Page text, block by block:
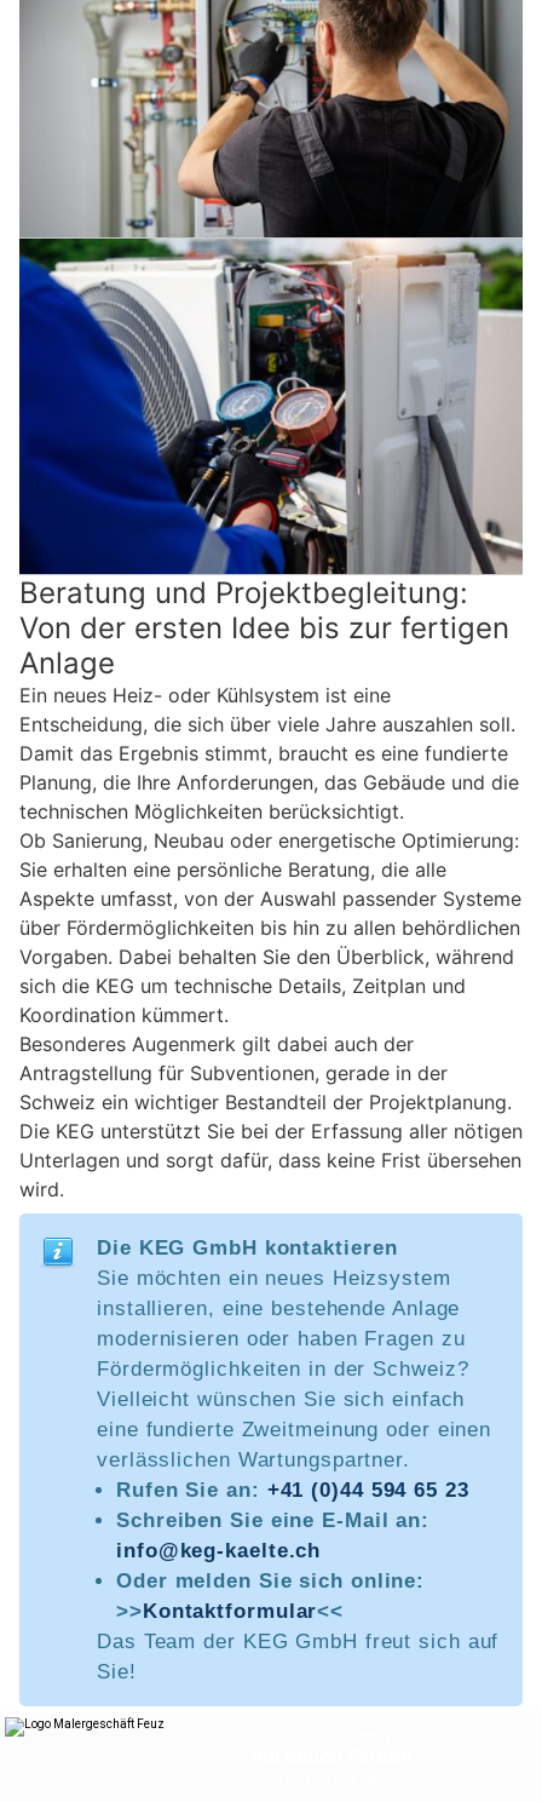
Beratung und Projektbegleitung:
Von der ersten Idee bis zur fertigen
Anlage
Ein neues Heiz- oder Kühlsystem ist eine
Entscheidung, die sich über viele Jahre auszahlen soll.
Damit das Ergebnis stimmt, braucht es eine fundierte
Planung, die Ihre Anforderungen, das Gebäude und die
technischen Möglichkeiten berücksichtigt.
Ob Sanierung, Neubau oder energetische Optimierung:
Sie erhalten eine persönliche Beratung, die alle
Aspekte umfasst, von der Auswahl passender Systeme
über Fördermöglichkeiten bis hin zu allen behördlichen
Vorgaben. Dabei behalten Sie den Überblick, während
sich die KEG um technische Details, Zeitplan und
Koordination kümmert.
Besonderes Augenmerk gilt dabei auch der
Antragstellung für Subventionen, gerade in der
Schweiz ein wichtiger Bestandteil der Projektplanung.
Die KEG unterstützt Sie bei der Erfassung aller nötigen
Unterlagen und sorgt dafür, dass keine Frist übersehen
wird.
Die KEG GmbH kontaktieren
Sie möchten ein neues Heizsystem
installieren, eine bestehende Anlage
modernisieren oder haben Fragen zu
Fördermöglichkeiten in der Schweiz?
Vielleicht wünschen Sie sich einfach
eine fundierte Zweitmeinung oder einen
verlässlichen Wartungspartner.
Rufen Sie an: +41 (0)44 594 65 23
Schreiben Sie eine E-Mail an:
info@keg-kaelte.ch
Oder melden Sie sich online:
>> Kontaktformular<<
Das Team der KEG GmbH freut sich auf
Sie!